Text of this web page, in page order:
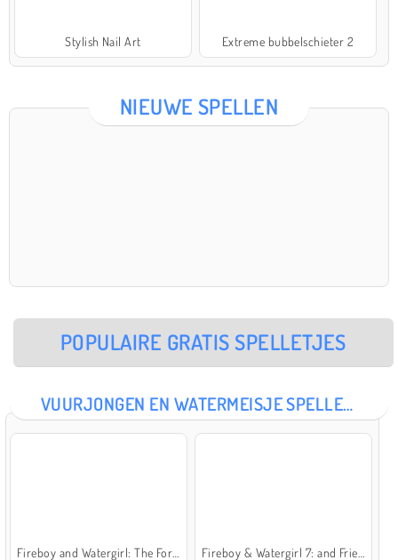
Stylish Nail Art Extreme bubbelschieter 2
NIEUWE SPELLEN
POPULAIRE GRATIS SPELLETJES
VUURJONGEN EN WATERMEISJE SPELLETJES